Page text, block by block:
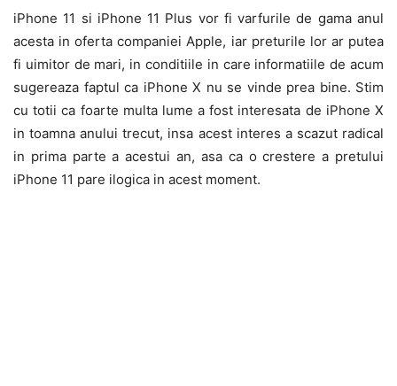
iPhone 11 si iPhone 11 Plus vor fi varfurile de gama anul
acesta in oferta companiei Apple, iar preturile lor ar putea
fi uimitor de mari, in conditiile in care informatiile de acum
sugereaza faptul ca iPhone X nu se vinde prea bine. Stim
cu totii ca foarte multa lume a fost interesata de iPhone X
in toamna anului trecut, insa acest interes a scazut radical
in prima parte a acestui an, asa ca o crestere a pretului
iPhone 11 pare ilogica in acest moment.